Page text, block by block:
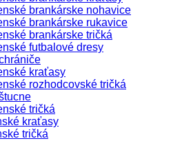
brankárske nohavice
brankárske rukavice
brankárske tričká
futbalové dresy
kraťasy
rozhodcovské tričká
tričká
kraťasy
tričká